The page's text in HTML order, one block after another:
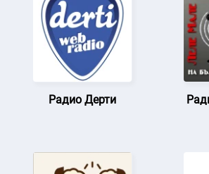
Радио Дерти